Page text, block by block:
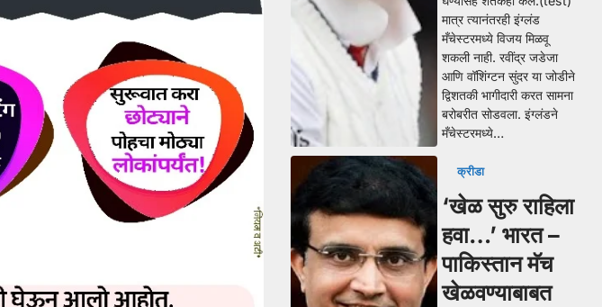
मात्र त्यानंतरही इंग्लंड
मँचेस्टरमध्ये विजय मिळवू
शकली नाही. रवींद्र जडेजा
आणि वॉशिंग्टन सुंदर या जोडीने
द्विशतकी भागीदारी करत सामना
बरोबरीत सोडवला. इंग्लंडने
मँचेस्टरमध्ये…
क्रीडा
‘खेळ सुरु राहिला
हवा…’ भारत –
पाकिस्तान मॅच
खेळवण्याबाबत